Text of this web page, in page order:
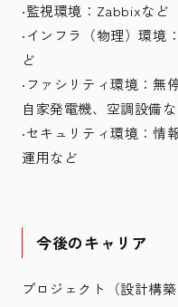
‧監視環境：Zabbixなど
‧インフラ（物理）環境
ど
‧ファシリティ環境：無
自家発電機、空調設備
‧セキュリティ環境：情
運用など
今後のキャリア
プロジェクト（設計構